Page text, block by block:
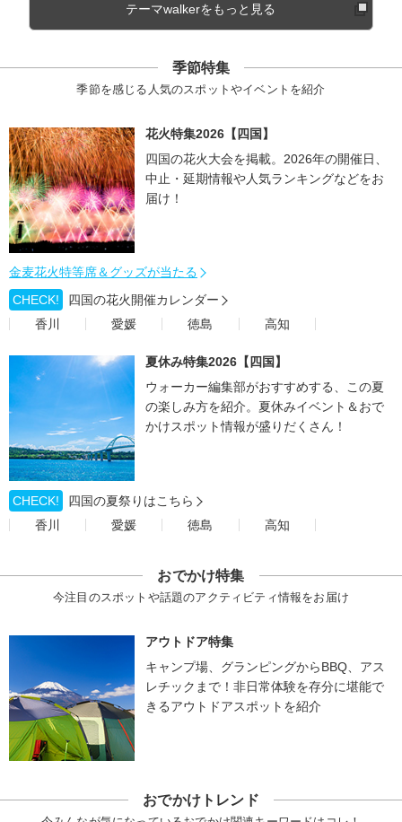
テーマwalkerをもっと見る
季節特集
季節を感じる人気のスポットやイベントを紹介
花火特集2026【四国】
四国の花火大会を掲載。2026年の開催日、
中止・延期情報や人気ランキングなどをお
届け！
金麦花火特等席＆グッズが当たる
CHECK!
四国の花火開催カレンダー
香川
愛媛 徳島 高知
夏休み特集2026【四国】
ウォーカー編集部がおすすめする、この夏
の楽しみ方を紹介。夏休みイベント＆おで
かけスポット情報が盛りだくさん！
CHECK!
四国の夏祭りはこちら
香川
愛媛 徳島 高知
おでかけ特集
今注目のスポットや話題のアクティビティ情報をお届け
アウトドア特集
キャンプ場、グランピングからBBQ、アス
レチックまで！非日常体験を存分に堪能で
きるアウトドアスポットを紹介
おでかけトレンド